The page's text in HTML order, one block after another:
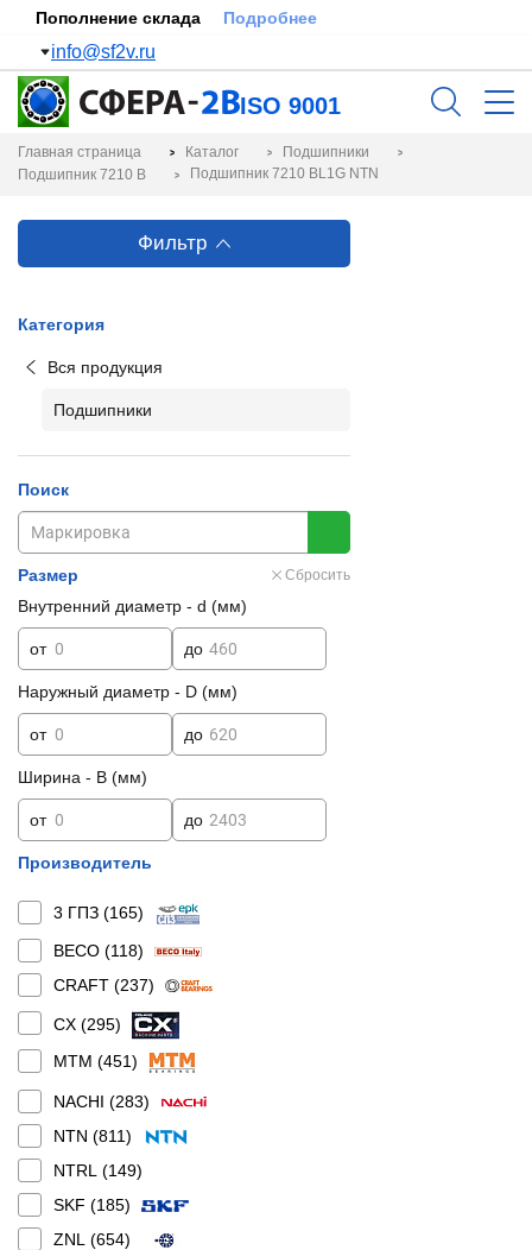
Пополнение склада Подробнее
info@sf2v.ru
ISO 9001
Главная страница Каталог
Подшипники
Подшипник 7210 B
Подшипник 7210 BL1G NTN
Фильтр
Категория
Вся продукция
Подшипники
Поиск
Размер Сбросить
Внутренний диаметр - d (мм)
от до
Наружный диаметр - D (мм)
от до
Ширина - B (мм)
от до
Производитель
3 ГПЗ (165)
BECO (118)
CRAFT (237)
CX (295)
MTM (451)
NACHI (283)
NTN (811)
NTRL (149)
SKF (185)
ZNL (654)